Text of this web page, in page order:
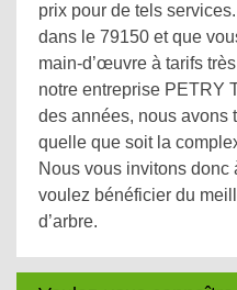
prix pour de tels
dans le 79150 et que
main-d’œuvre à tarifs
notre entreprise PETRY
des années, nous avons
quelle que soit la
Nous vous invitons donc
voulez bénéficier du
d’arbre.